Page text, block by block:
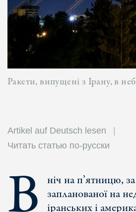
Ракети, випущені з Ірану, в
Artikel auf Deutsch lesen
Читать статью по-русски
ніч на п’ятницю,
запланованої на
іранських і